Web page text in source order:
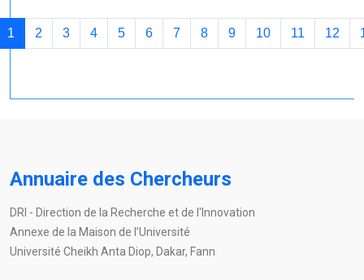
1 2 3 4 5 6 7 8 9 10 11 12
Annuaire des Chercheurs
DRI - Direction de la Recherche et de l'Innovation
Annexe de la Maison de l’Université
Université Cheikh Anta Diop, Dakar, Fann